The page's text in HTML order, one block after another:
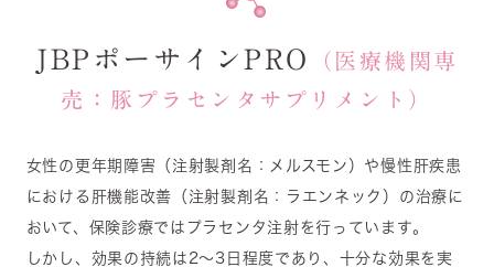
JBPポーサインPRO
（医療機関専
売：豚プラセンタサプリメント）
女性の更年期障害（注射製剤名：メルスモン）や慢性肝疾患
における肝機能改善（注射製剤名：ラエンネック）の治療に
おいて、保険診療ではプラセンタ注射を行っています。
しかし、効果の持続は2～3日程度であり、十分な効果を実